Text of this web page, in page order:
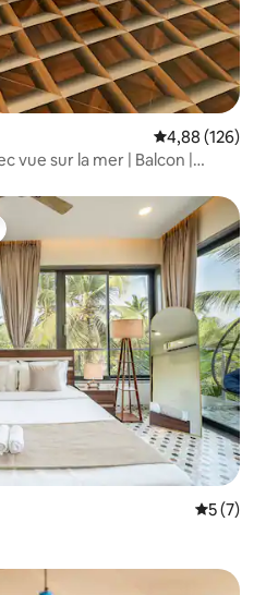
Évaluation
4,88 (126)
vue sur la mer | Balcon |
5 (7)